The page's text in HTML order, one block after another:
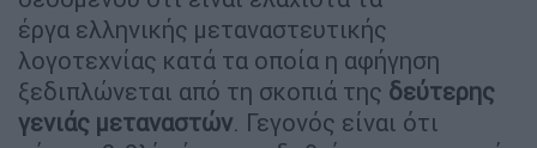
έργα ελληνικής μεταναστευτικής
λογοτεχνίας κατά τα οποία η αφήγηση
ξεδιπλώνεται από τη σκοπιά της δεύτερης
γενιάς μεταναστών. Γεγονός είναι ότι